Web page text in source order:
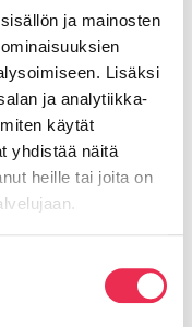
ja mainosten
Lisäksi
ja analytiikka-
käytät
yhdistää näitä
heille tai joita on
4mm